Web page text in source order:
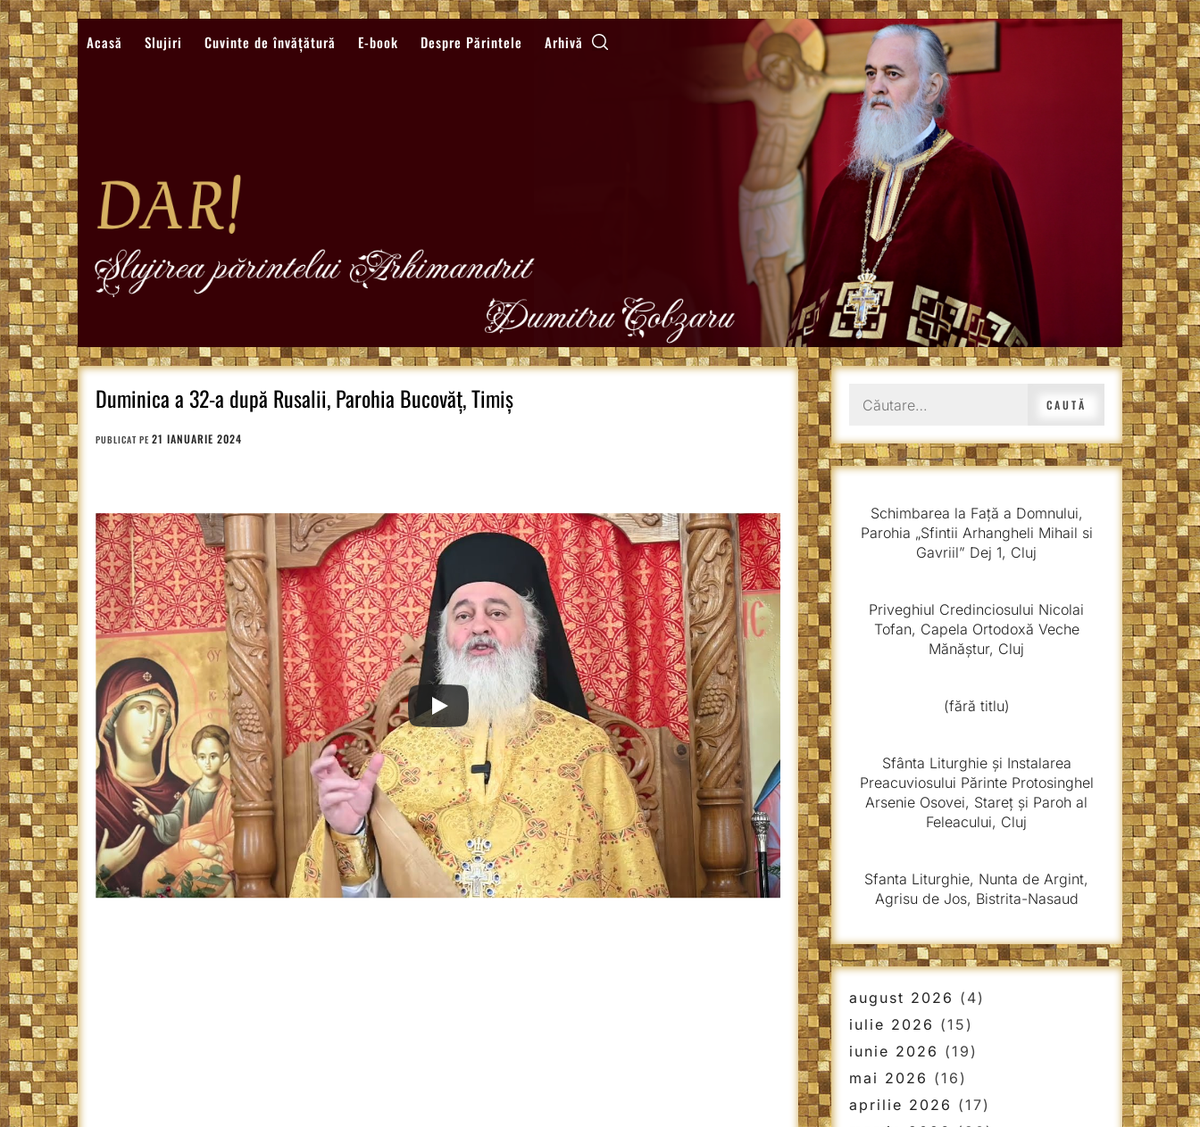
Sari
la
conținut
Acasă Slujiri Cuvinte de învățătură E-book Despre Părintele Arhivă
Duminica a 32-a după Rusalii, Parohia Bucovăț, Timiș
PUBLICAT PE 21 IANUARIE 2024
după:
Schimbarea la Față a Domnului,
Parohia „Sfintii Arhangheli Mihail si
Gavriil” Dej 1, Cluj
Priveghiul Credinciosului Nicolai
Tofan, Capela Ortodoxă Veche
Mănăștur, Cluj
(fără titlu)
Sfânta Liturghie și Instalarea
Preacuviosului Părinte Protosinghel
Arsenie Osovei, Stareț și Paroh al
Feleacului, Cluj
Sfanta Liturghie, Nunta de Argint,
Agrisu de Jos, Bistrita-Nasaud
august 2026 (4)
iulie 2026 (15)
iunie 2026 (19)
mai 2026 (16)
aprilie 2026 (17)